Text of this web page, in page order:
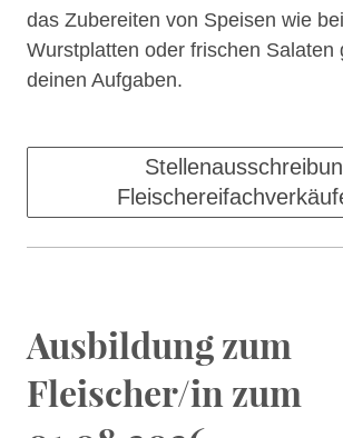
das Zubereiten von Speisen wie
Wurstplatten oder frischen Salaten
deinen Aufgaben.
Ausbildung zum
Fleischer/in zum